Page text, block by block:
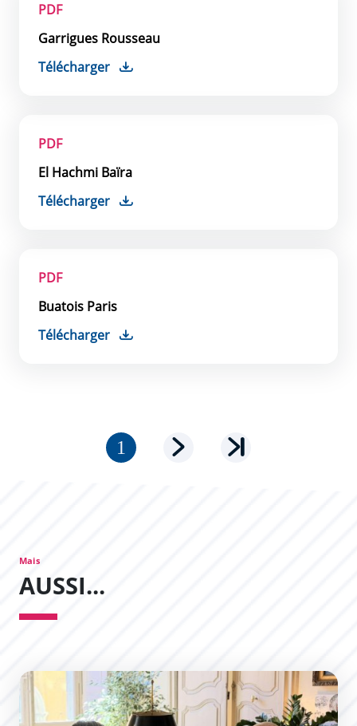
PDF
Garrigues Rousseau
Télécharger
PDF
El Hachmi Baïra
Télécharger
PDF
Buatois Paris
Télécharger
Pagination Page courantePage suivante
Mais
AUSSI...
Les Permanences du Maire : un succès !